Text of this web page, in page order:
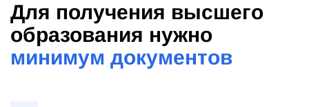
Для получения высшего
образования нужно
минимум документов